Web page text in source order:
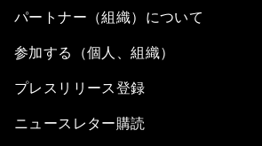
Plastic Pollution: An End in Sight?
Close Encounters with Jane
パートナー（組織）について
参加する（個人、組織）
プレスリリース登録
ニュースレター購読